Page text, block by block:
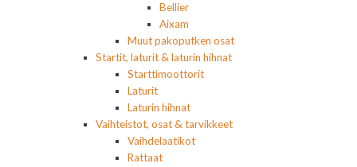
Bellier
Aixam
Muut pakoputken osat
Startit, laturit & laturin hihnat
Starttimoottorit
Laturit
Laturin hihnat
Vaihteistot, osat & tarvikkeet
Vaihdelaatikot
Rattaat